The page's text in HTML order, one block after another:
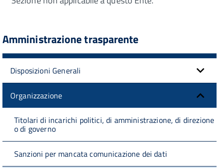
Amministrazione trasparente
Disposizioni Generali
Organizzazione
Titolari di incarichi politici, di amministrazione, di direzione
o di governo
Sanzioni per mancata comunicazione dei dati